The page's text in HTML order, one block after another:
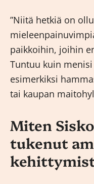
”Niitä hetkiä on
paikkoihin, joihin
Tuntuu kuin menisi
esimerkiksi
tai kaupan
Miten
tukenut